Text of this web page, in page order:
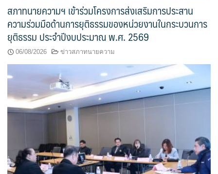
สภาทนายความฯ เข้าร่วมโครงการส่งเสริมการประสาน
ความร่วมมือด้านการยุติธรรมของหน่วยงานในกระบวนการ
ยุติธรรม ประจำปีงบประมาณ พ.ศ. 2569
06/08/2026 ข่าวสภาทนายความ